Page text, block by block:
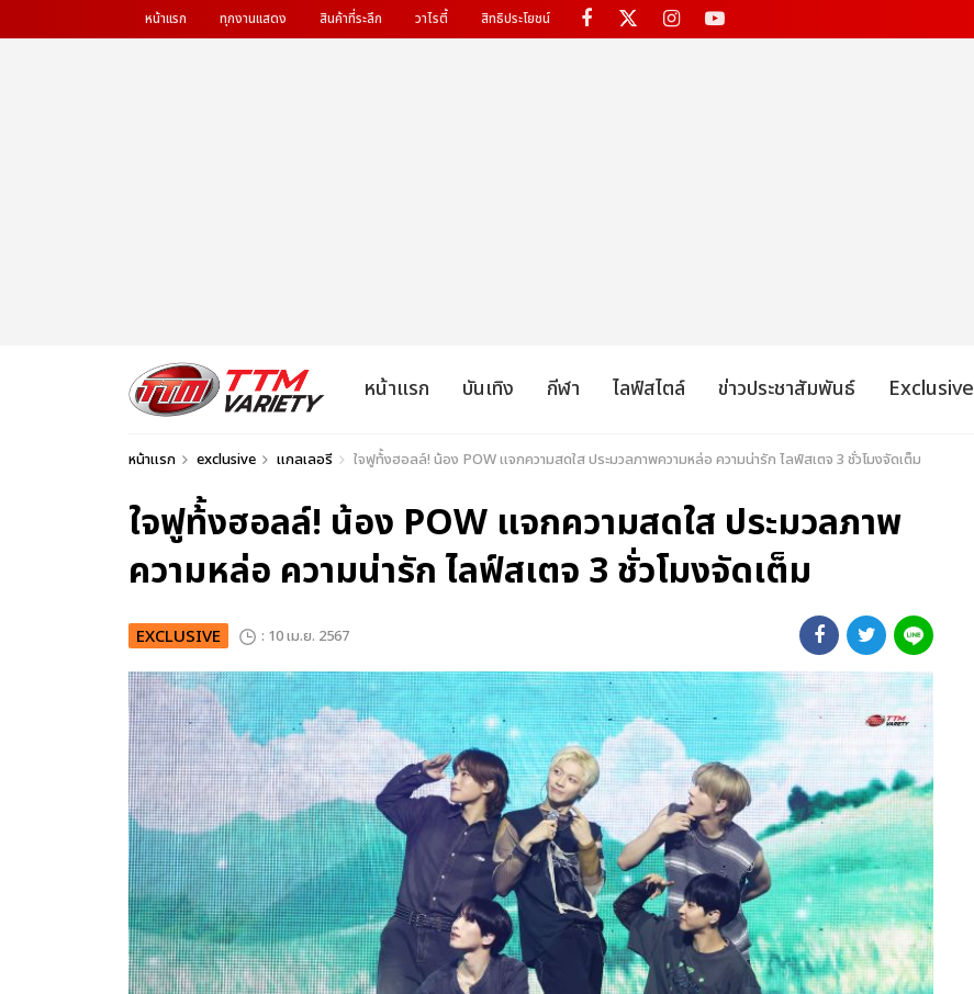
หน้าแรก ทุกงานแสดง สินค้าที่ระลึก วาไรตี้ สิทธิประโยชน์
หน้าแรก บันเทิง กีฬา ไลฟ์สไตล์ ข่าวประชาสัมพันธ์ Exclusive
หน้าแรก exclusive แกลเลอรี ใจฟูท้้งฮอลล์! น้อง POW แจกความสดใส ประมวลภาพความหล่อ ความน่ารัก ไลฟ์สเตจ 3 ชั่วโมงจัดเต็ม
ใจฟูท้้งฮอลล์! น้อง POW แจกความสดใส ประมวลภาพ
ความหล่อ ความน่ารัก ไลฟ์สเตจ 3 ชั่วโมงจัดเต็ม
EXCLUSIVE : 10 เม.ย. 2567